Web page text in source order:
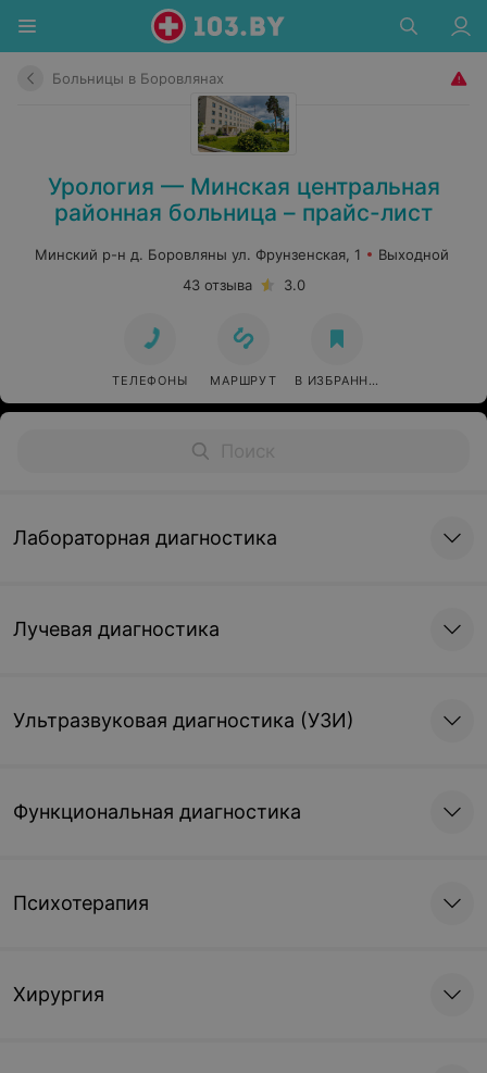
Больницы в Боровлянах
Урология — Минская центральная
районная больница – прайс-лист
Минский р-н д. Боровляны ул. Фрунзенская, 1
Выходной
43 отзыва
3.0
ТЕЛЕФОНЫ МАРШРУТ В ИЗБРАННОЕ
Лабораторная диагностика
Лучевая диагностика
Ультразвуковая диагностика (УЗИ)
Функциональная диагностика
Психотерапия
Хирургия